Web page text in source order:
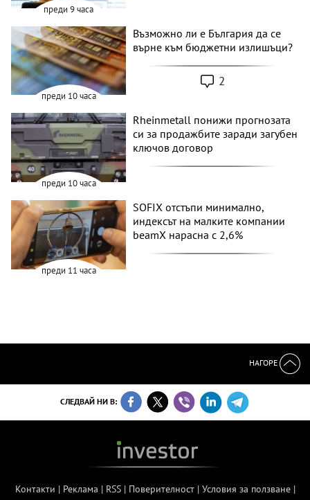
преди 9 часа
преди 10 часа
Възможно ли е България да се
върне към бюджетни излишъци?
2
преди 10 часа
Rheinmetall понижи прогнозата
си за продажбите заради загубен
ключов договор
преди 11 часа
SOFIX отстъпи минимално,
индексът на малките компании
beamX нарасна с 2,6%
НАГОРЕ
СЛЕДВАЙ НИ В:
Контакти | Реклама | RSS| Поверителност| Условия за ползване|